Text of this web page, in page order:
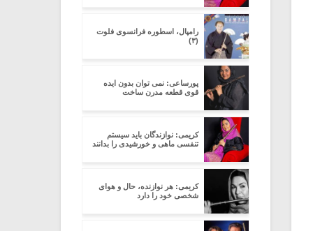
رامپال، اسطوره فرانسوی فلوت
(۳)
پورساعی: نمی توان بدون ایده
قوی قطعه مدرن ساخت
کریمی: نوازندگان باید سیستم
تنفسی ماهی و خورشیدی را بدانند
کریمی: هر نوازنده، حال و هوای
شخصی خود را دارد